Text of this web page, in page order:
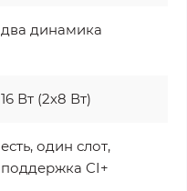
два динамика
16 Вт (2х8 Вт)
есть, один слот,
поддержка CI+